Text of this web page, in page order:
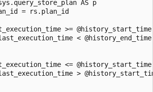
AS p
= rs.plan_id
>= @history_start_time
< @history_end_time
<= @history_start_time
>